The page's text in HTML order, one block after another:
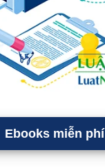
Ebooks miễn phí